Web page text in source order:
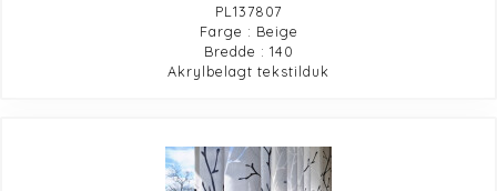
PL137807
Farge : Beige
Bredde : 140
Akrylbelagt tekstilduk